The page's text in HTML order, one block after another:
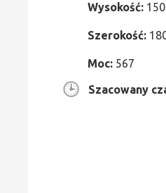
Wysokość:
Szerokość:
Moc: 567
Szacowany